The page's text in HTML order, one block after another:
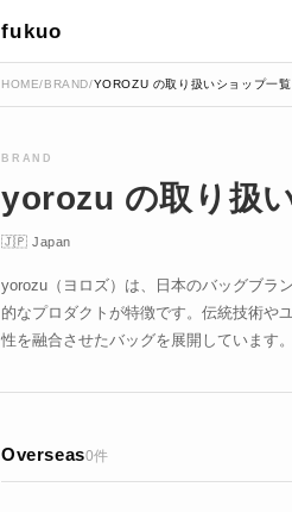
fukuo
HOME/BRAND/YOROZU の取り扱いショップ一覧
BRAND
yorozu の取り扱
🇯🇵 Japan
yorozu（ヨロズ）は、日本のバッグブラ
的なプロダクトが特徴です。伝統技術や
性を融合させたバッグを展開しています。
Overseas0件